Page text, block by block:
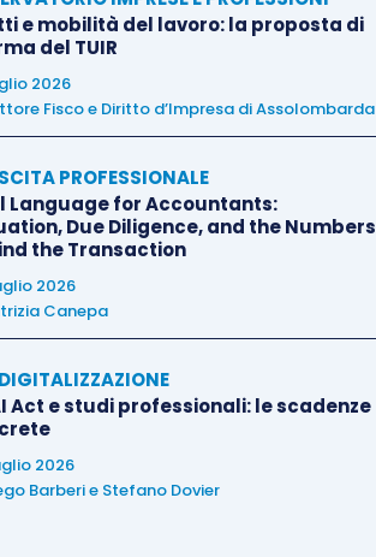
e mobilità del lavoro: la proposta di
del TUIR
2026
Fisco e Diritto d’Impresa di Assolombarda
PROFESSIONALE
Language for Accountants:
Due Diligence, and the Numbers
the Transaction
2026
Canepa
Act e studi professionali: le scadenze
2026
Barberie Stefano Dovier